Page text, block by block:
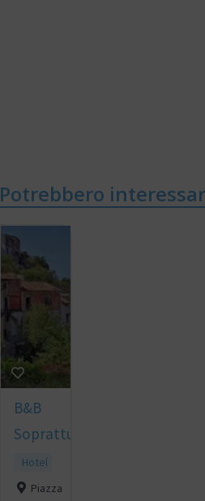
Potrebbero
B&B
Soprattutto
Hotel
Piazza